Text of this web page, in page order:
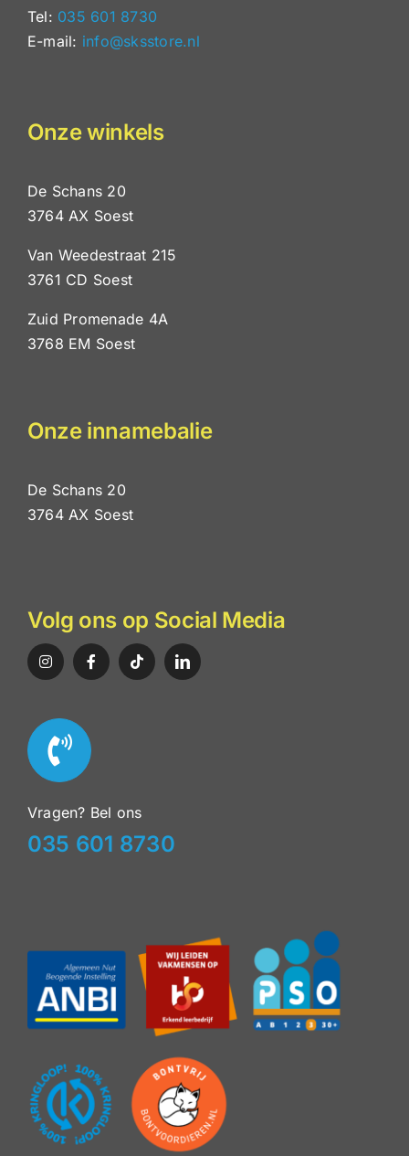
Tel: 035 601 8730
E-mail: info@sksstore.nl
Onze winkels
De Schans 20
3764 AX Soest
Van Weedestraat 215
3761 CD Soest
Zuid Promenade 4A
3768 EM Soest
Onze innamebalie
De Schans 20
3764 AX Soest
Volg ons op Social Media
Vragen? Bel ons
035 601 8730